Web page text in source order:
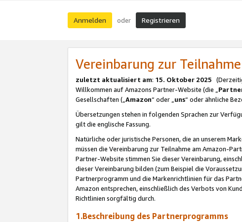
Anmelden oder Registrieren
Vereinbarung zur
zuletzt aktualisiert am: 15. Oktober 2025
Willkommen auf Amazons Partner-Website (die „
Gesellschaften („Amazon“ oder „uns“ oder ähnliche
Übersetzungen stehen in folgenden Sprachen zur
gilt die englische Fassung.
Natürliche oder juristische Personen, die an unserem
müssen die Vereinbarung zur Teilnahme am Amazon-
Partner-Website stimmen Sie dieser Vereinbarung,
dieser Vereinbarung bilden (zum Beispiel die
Partnerprogramm und die Markenrichtlinien für das
Amazon entsprechen, einschließlich des Verbots von
Richtlinien sorgfältig durch.
1.Beschreibung des Partnerprogramms